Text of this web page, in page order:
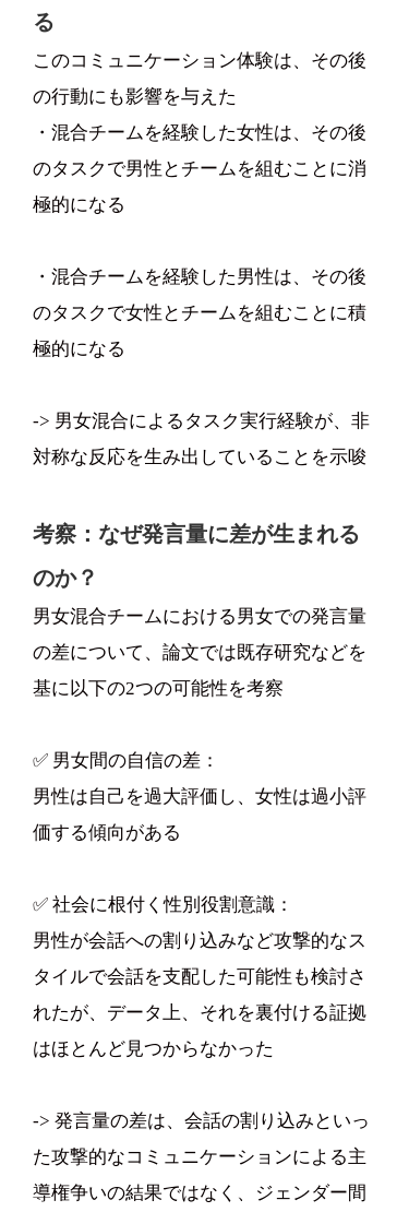
る
このコミュニケーション体験は、その後
の行動にも影響を与えた
・混合チームを経験した女性は、その後
のタスクで男性とチームを組むことに消
極的になる
・混合チームを経験した男性は、その後
のタスクで女性とチームを組むことに積
極的になる
-> 男女混合によるタスク実行経験が、非
対称な反応を生み出していることを示唆
考察：なぜ発言量に差が生まれる
のか？
男女混合チームにおける男女での発言量
の差について、論文では既存研究などを
基に以下の2つの可能性を考察
✅ 男女間の自信の差：
男性は自己を過大評価し、女性は過小評
価する傾向がある
✅ 社会に根付く性別役割意識：
男性が会話への割り込みなど攻撃的なス
タイルで会話を支配した可能性も検討さ
れたが、データ上、それを裏付ける証拠
はほとんど見つからなかった
-> 発言量の差は、会話の割り込みといっ
た攻撃的なコミュニケーションによる主
導権争いの結果ではなく、ジェンダー間